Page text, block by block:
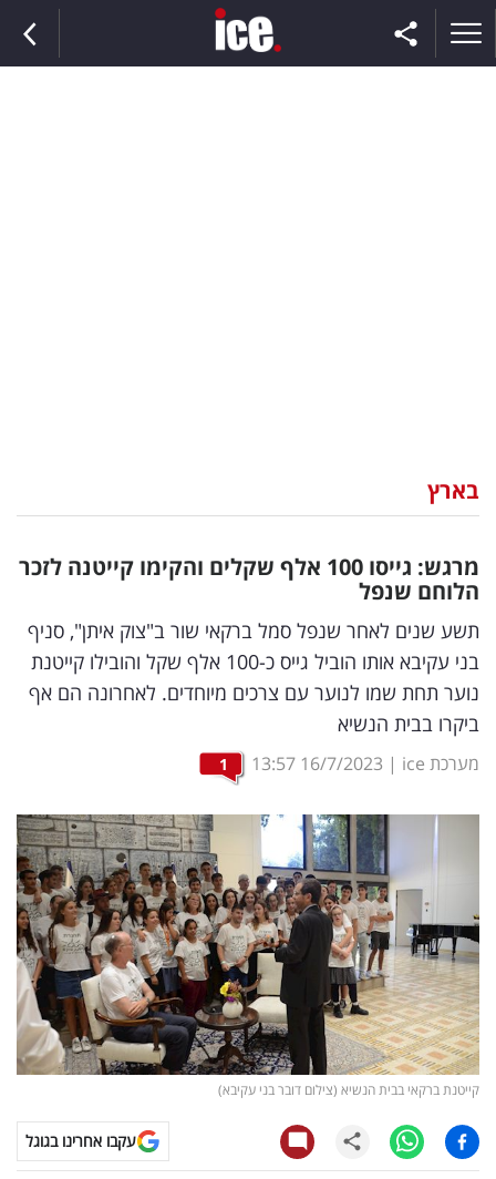
וצרכנות
דיגיטל
וטק
שיווק
ופרסום
משפט
מדדים
ומחקרים
דעות
רכילות
עסקית
קריפטו
ויראלי
טלוויזיה
בארץ
מרגש: גייסו 100 אלף שקלים והקימו קייטנה לזכר
הלוחם שנפל
תשע שנים לאחר שנפל סמל ברקאי שור ב"צוק איתן", סניף
בני עקיבא אותו הוביל גייס כ-100 אלף שקל והובילו קייטנת
נוער תחת שמו לנוער עם צרכים מיוחדים. לאחרונה הם אף
ביקרו בבית הנשיא
מערכת ice |
16/7/2023
13:57
1
קייטנת ברקאי בבית הנשיא (צילום דובר בני עקיבא)
עקבו אחרינו בגוגל